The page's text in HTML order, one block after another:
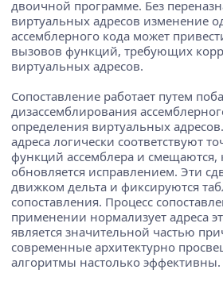
двоичной программе. Без
виртуальных адресов изменение
ассемблерного кода может
вызовов функций, требующих
виртуальных адресов.
Сопоставление работает путем
дизассемблирования
определения виртуальных
адреса логически соответствуют
функций ассемблера и смещаются,
обновляется исправлением. Эти
движком дельта и фиксируются
сопоставления. Процесс
применении нормализует адреса
является значительной частью
современные архитектурно
алгоритмы настолько эффективны.